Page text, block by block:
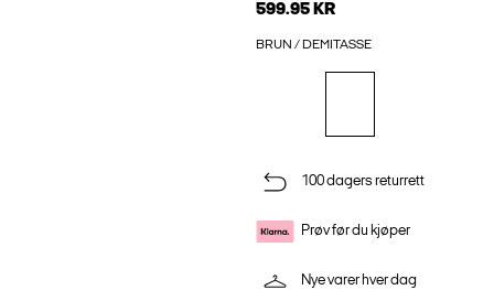
599.95 KR
BRUN / DEMITASSE
100 dagers returrett
Prøv før du kjøper
Nye varer hver dag